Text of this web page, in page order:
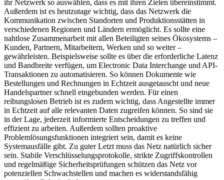
ihr Netzwerk so auswählen, dass es mit ihren Zielen übereinstimmt.
Außerdem ist es heutzutage wichtig, dass das Netzwerk die
Kommunikation zwischen Standorten und Produktionsstätten in
verschiedenen Regionen und Ländern ermöglicht. Es sollte eine
nahtlose Zusammenarbeit mit allen Beteiligten seines Ökosystems –
Kunden, Partnern, Mitarbeitern, Werken und so weiter –
gewährleisten. Beispielsweise sollte es über die erforderliche Latenz
und Bandbreite verfügen, um Electronic Data Interchange und API-
Transaktionen zu automatisieren. So können Dokumente wie
Bestellungen und Rechnungen in Echtzeit ausgetauscht und neue
Handelspartner schnell eingebunden werden. Für einen
reibungslosen Betrieb ist es zudem wichtig, dass Angestellte immer
in Echtzeit auf alle relevanten Daten zugreifen können. So sind sie
in der Lage, jederzeit informierte Entscheidungen zu treffen und
effizient zu arbeiten. Außerdem sollten proaktive
Problemlösungsfunktionen integriert sein, damit es keine
Systemausfälle gibt. Zu guter Letzt muss das Netz natürlich sicher
sein. Stabile Verschlüsselungsprotokolle, strikte Zugriffskontrollen
und regelmäßige Sicherheitsprüfungen schützen das Netz vor
potenziellen Schwachstellen und machen es widerstandsfähig